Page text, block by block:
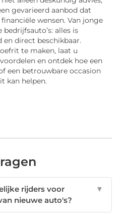
gevarieerd aanbod dat
wensen. Van jonge
alles is
direct beschikbaar.
te maken, laat u
en ontdek hoe een
een betrouwbare occasion
kan helpen.
rijders voor
nieuwe auto's?
▼